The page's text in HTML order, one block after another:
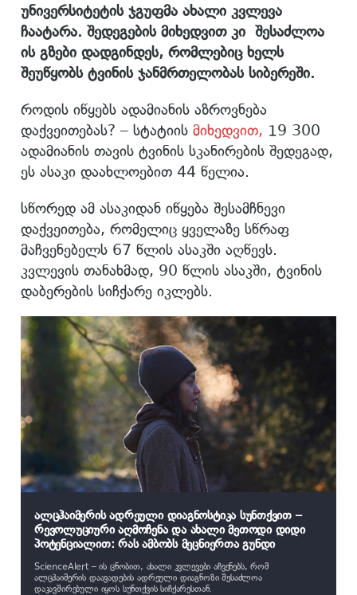
უნივერსიტეტის ჯგუფმა ახალი კვლევა
ჩაატარა. შედეგების მიხედვით კი შესაძლოა
ის გზები დადგინდეს, რომლებიც ხელს
შეუწყობს ტვინის ჯანმრთელობას სიბერეში.
როდის იწყებს ადამიანის აზროვნება
დაქვეითებას? – სტატიის მიხედვით, 19 300
ადამიანის თავის ტვინის სკანირების შედეგად,
ეს ასაკი დაახლოებით 44 წელია.
სწორედ ამ ასაკიდან იწყება შესამჩნევი
დაქვეითება, რომელიც ყველაზე სწრაფ
მაჩვენებელს 67 წლის ასაკში აღწევს.
კვლევის თანახმად, 90 წლის ასაკში, ტვინის
დაბერების სიჩქარე იკლებს.
ალცჰაიმერის ადრეული დიაგნოსტიკა სუნთქვით –
რევოლუციური აღმოჩენა და ახალი მეთოდი დიდი
პოტენციალით: რას ამბობს მეცნიერთა გუნდი
ScienceAlert – ის ცნობით, ახალი კვლევები აჩვენებს, რომ
ალცჰაიმერის დაავადების ადრეული დიაგნოზი შესაძლოა
დაკავშირებული იყოს სუნთქვის სიჩქარესთან.